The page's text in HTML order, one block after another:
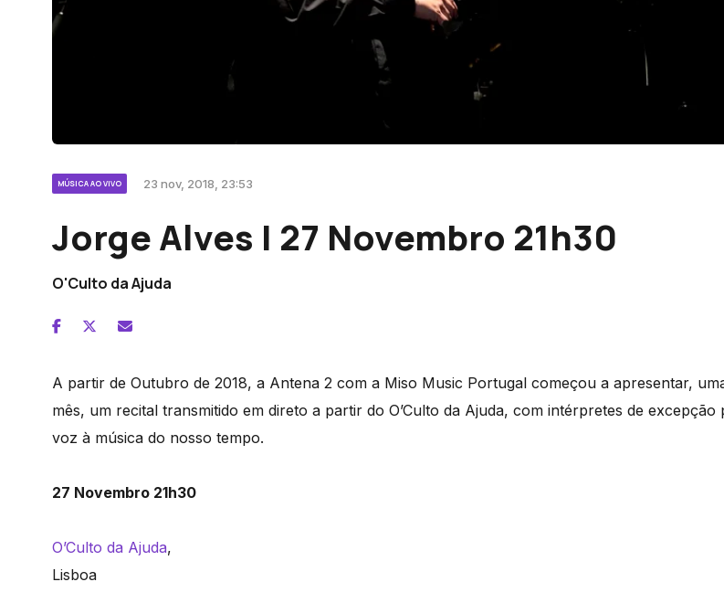
MÚSICA AO VIVO 23 nov, 2018, 23:53
Jorge Alves | 27 Novembro 21h30
O'Culto da Ajuda
A partir de Outubro de 2018, a Antena 2 com a Miso Music Portugal começou a apresentar,
mês, um recital transmitido em direto a partir do O’Culto da Ajuda, com intérpretes de excepção
voz à música do nosso tempo.
27 Novembro 21h30
O’Culto da Ajuda,
Lisboa